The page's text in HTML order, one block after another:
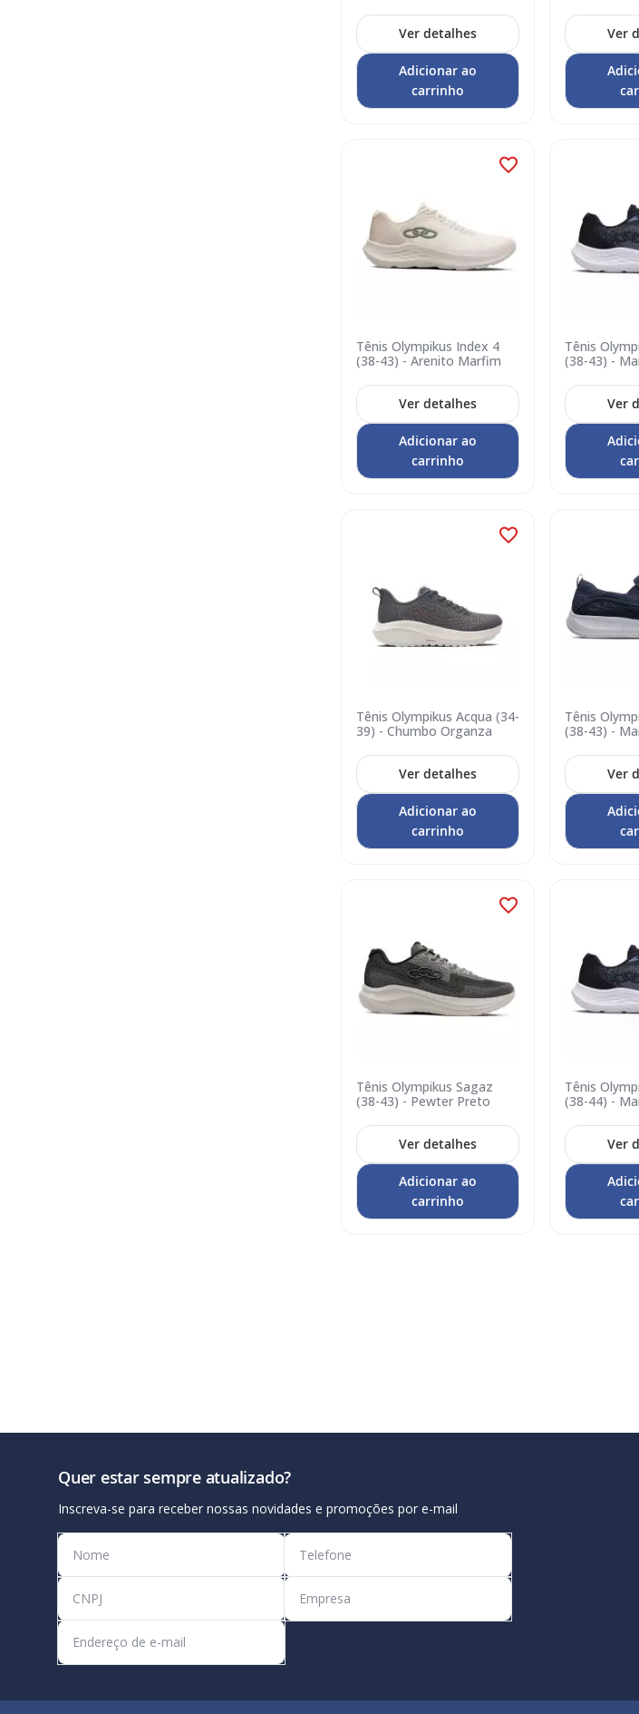
Ver detalhes
Adicionar ao
carrinho
Ver
Tênis Olympikus Index 4
(38-43) - Arenito Marfim
Ver detalhes
Adicionar ao
carrinho
Tênis
(38-43) -
Ver
Tênis Olympikus Acqua (34-
39) - Chumbo Organza
Ver detalhes
Adicionar ao
carrinho
Tênis
(38-43) -
Ver
Tênis Olympikus Sagaz
(38-43) - Pewter Preto
Ver detalhes
Adicionar ao
carrinho
Tênis
(38-44) -
Ver
Quer estar sempre atualizado?
Inscreva-se para receber nossas novidades e promoções por e-mail